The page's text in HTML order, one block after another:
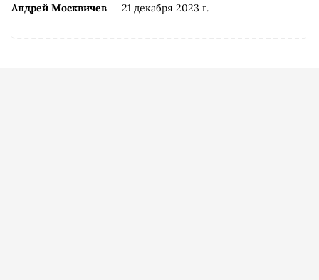
Андрей Москвичев 21 декабря 2023 г.